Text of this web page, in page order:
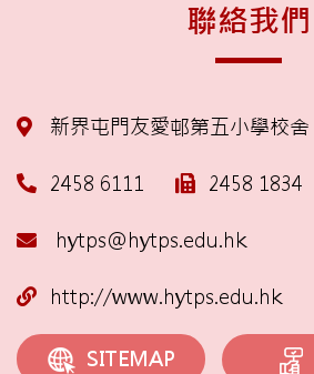
聯絡我們
新界屯門友愛邨第五小學校舍
2458 6111 2458 1834
hytps@hytps.edu.hk
http://www.hytps.edu.hk
SITEMAP